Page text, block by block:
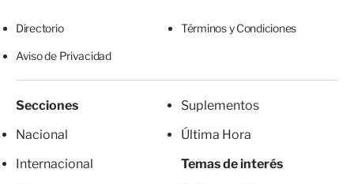
Directorio Términos y Condiciones
Aviso de Privacidad
Secciones
Nacional
Internacional
Suplementos
Última Hora
Temas de interés